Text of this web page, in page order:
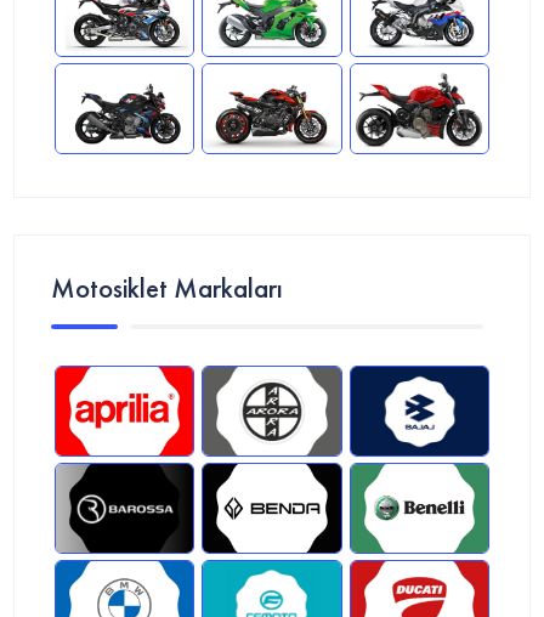
Motosiklet Markaları